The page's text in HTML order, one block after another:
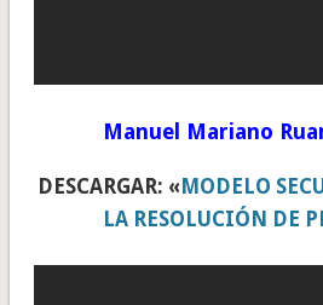
Manuel Mariano
DESCARGAR: «MODELO
LA RESOLUCIÓN DE